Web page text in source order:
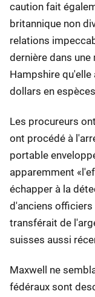
caution fait
britannique non
relations
dernière dans une
Hampshire qu'elle
dollars en
Les procureurs
ont procédé à
portable
apparemment
échapper à la
d'anciens officiers
transférait de
suisses aussi
Maxwell ne
fédéraux sont